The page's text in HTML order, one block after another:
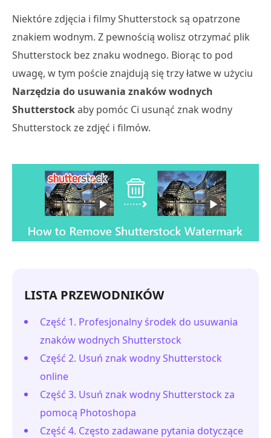
Niektóre zdjęcia i filmy Shutterstock są opatrzone
znakiem wodnym. Z pewnością wolisz otrzymać plik
Shutterstock bez znaku wodnego. Biorąc to pod
uwagę, w tym poście znajdują się trzy łatwe w użyciu
Narzędzia do usuwania znaków wodnych
Shutterstockaby pomóc Ci usunąć znak wodny
Shutterstock ze zdjęć i filmów.
LISTA PRZEWODNIKÓW
Część 1. Profesjonalny środek do usuwania
znaków wodnych Shutterstock
Część 2. Usuń znak wodny Shutterstock
online
Część 3. Usuń znak wodny Shutterstock za
pomocą Photoshopa
Część 4. Często zadawane pytania dotyczące